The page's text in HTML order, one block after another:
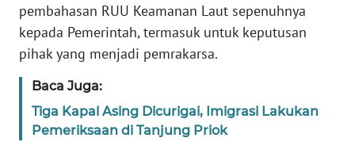
pembahasan RUU Keamanan Laut sepenuhnya
kepada Pemerintah, termasuk untuk keputusan
pihak yang menjadi pemrakarsa.
Baca Juga:
Tiga Kapal Asing Dicurigai, Imigrasi Lakukan
Pemeriksaan di Tanjung Priok
WN
JABAR
WN
BANTEN